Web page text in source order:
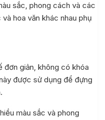
sắc, phong cách và các
hoa văn khác nhau phụ
đơn giản, không có khóa
được sử dụng để đựng
màu sắc và phong